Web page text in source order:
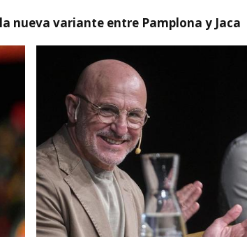
nueva variante entre Pamplona y Jaca